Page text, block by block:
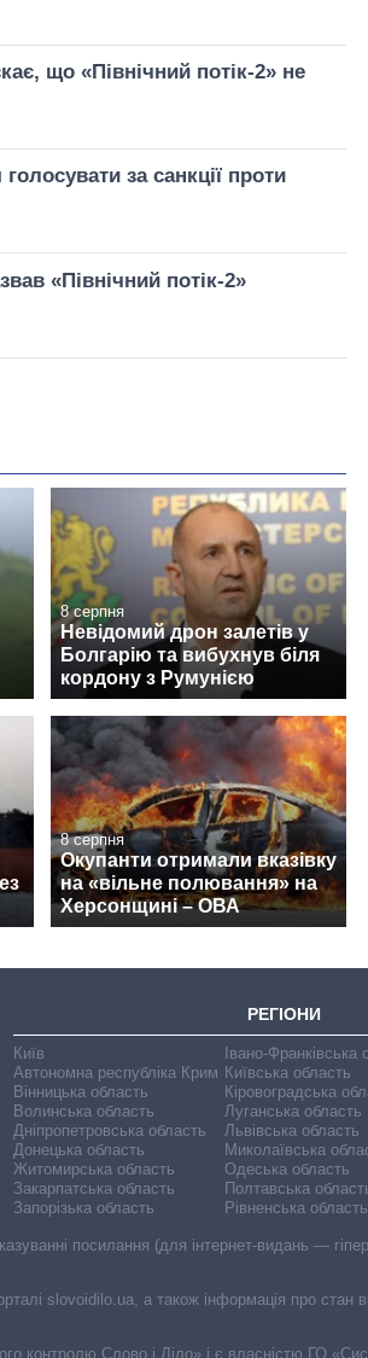
що «Північний потік-2» не
за санкції проти
«Північний потік-2»
8 серпня
Невідомий дрон залетів у
Болгарію та вибухнув біля
кордону з Румунією
8 серпня
Окупанти отримали вказівку
на «вільне полювання» на
Херсонщині – ОВА
РЕГІОНИ
Київ
Автономна республіка Крим
Вінницька область
Волинська область
Дніпропетровська область
Донецька область
Житомирська область
Закарпатська область
Запорізька область
Івано-Франківська
Київська область
Кіровоградська
Луганська область
Львівська область
Миколаївська
Одеська область
Полтавська
Рівненська область
посилання (для інтернет-видань —
slovoidilo.ua, а також інформація про
контролю Слово і Діло» і є власністю ГО